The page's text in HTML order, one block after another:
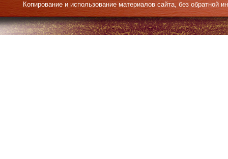
Копирование и использование материалов сайта, без обратной